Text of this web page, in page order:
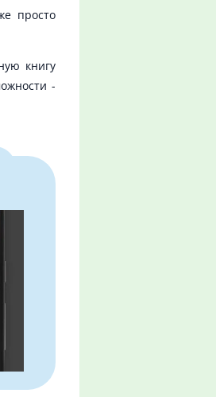
просто
книгу
-